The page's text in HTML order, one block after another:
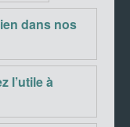
dans nos
l’utile à